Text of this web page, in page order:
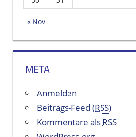
« Nov
META
Anmelden
Beitrags-Feed (RSS)
Kommentare als RSS